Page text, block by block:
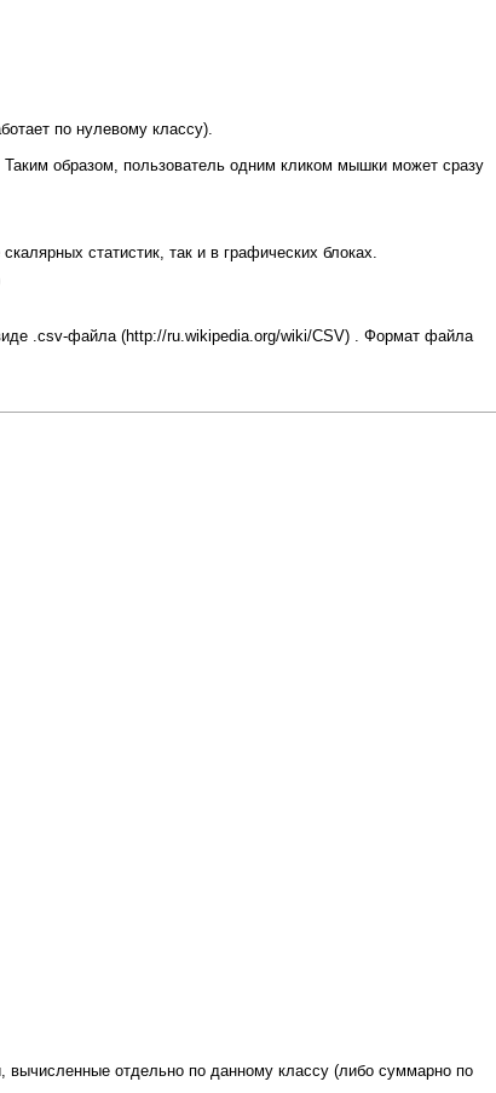
по нулевому классу).
образом, пользователь одним кликом мышки может сразу
статистик, так и в графических блоках.
.csv-файла
. Формат файла
вычисленные отдельно по данному классу (либо суммарно по